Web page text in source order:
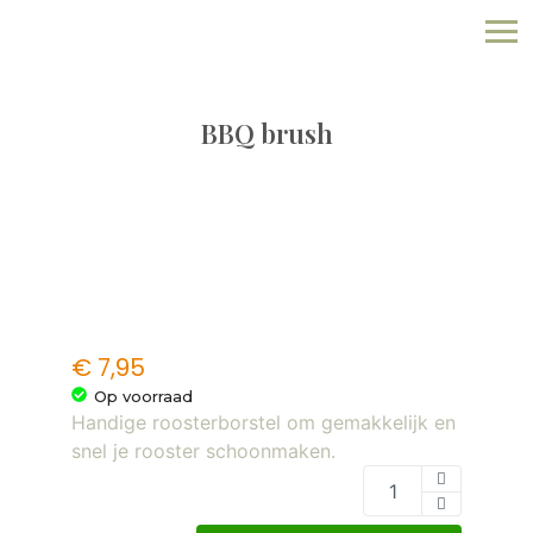
BBQ brush
€ 7,95
Op voorraad
Handige roosterborstel om gemakkelijk en
snel je rooster schoonmaken.